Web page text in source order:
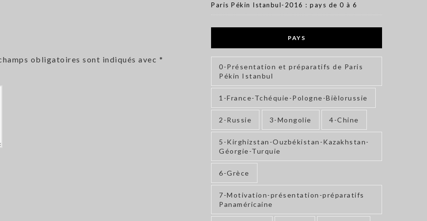
obligatoires sont indiqués avec *
Paris Pékin Istanbul-2016 : pays de 0 à 6
PAYS
0-Présentation et préparatifs de Paris
Pékin Istanbul
1-France-Tchéquie-Pologne-Bièlorussie
2-Russie 3-Mongolie 4-Chine
5-Kirghizstan-Ouzbékistan-Kazakhstan-
Géorgie-Turquie
6-Grèce
7-Motivation-présentation-préparatifs
Panaméricaine